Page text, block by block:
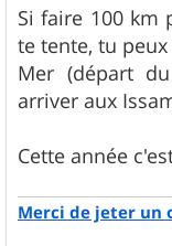
g
e
Si faire 100 km
te tente, tu
Mer (départ
arriver aux
Cette année
Merci de jeter un